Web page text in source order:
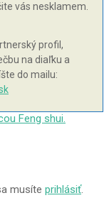
vás nesklamem.
profil,
na diaľku a
do mailu:
Feng shui.
musíte prihlásiť.